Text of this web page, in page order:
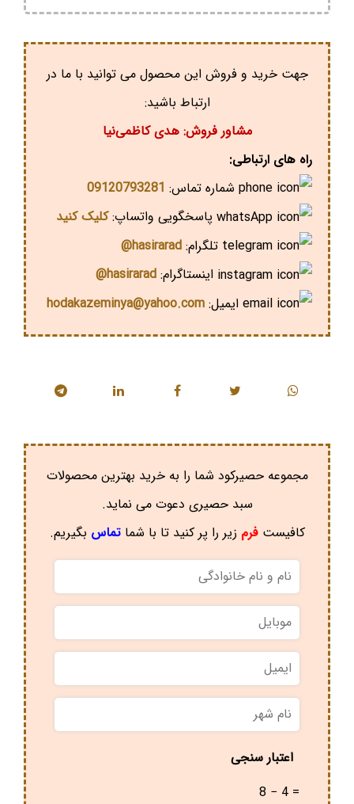
جهت خرید و فروش این محصول می توانید با ما در
ارتباط باشید:
مشاور فروش: هدی کاظمی‌نیا
راه های ارتباطی:
شماره تماس: 09120793281
پاسخگویی واتساپ:کلیک کنید
تلگرام: hasirarad@
اینستاگرام: hasirarad@
ایمیل: hodakazeminya@yahoo.com
مجموعه حصیرکود شما را به خرید بهترین محصولات
سبد حصیری دعوت می نماید.
کافیستفرم زیر را پر کنید تا با شماتماس بگیریم.
نام
و
نام
خانوادگی
موبایل
ایمیل
نام
شهر *
اعتبار سنجی
8 − 4 =